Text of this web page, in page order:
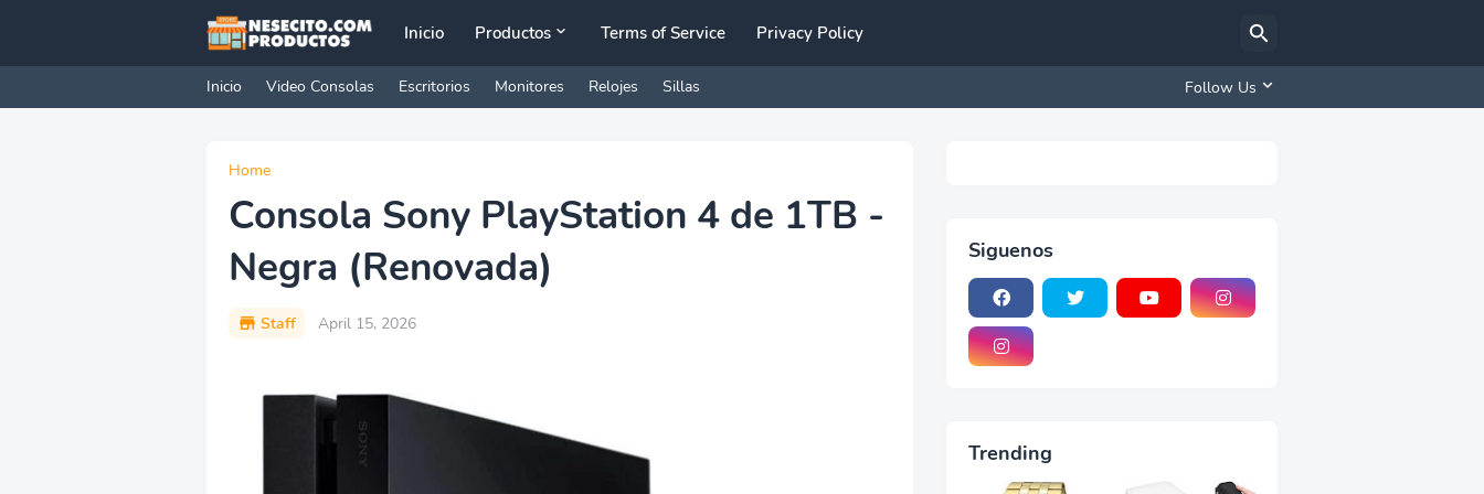
Inicio Productos Terms of Service Privacy Policy
Inicio Video Consolas Escritorios Monitores Relojes Sillas Follow Us
Home
Consola Sony PlayStation 4 de 1TB -
Negra (Renovada)
Staff April 15, 2026
Siguenos
Trending